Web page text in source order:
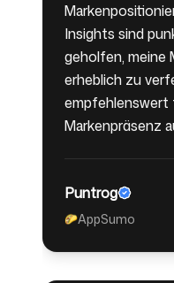
Insights sind
geholfen, meine
erheblich zu
empfehlenswert
Markenpräsenz
Puntrog
🌮AppSumo